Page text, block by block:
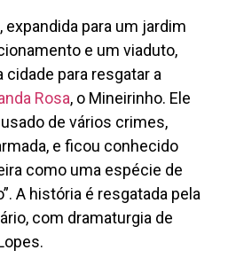
expandida para um jardim
e um viaduto,
para resgatar a
Rosa, o Mineirinho. Ele
de vários crimes,
e ficou conhecido
como uma espécie de
A história é resgatada pela
com dramaturgia de